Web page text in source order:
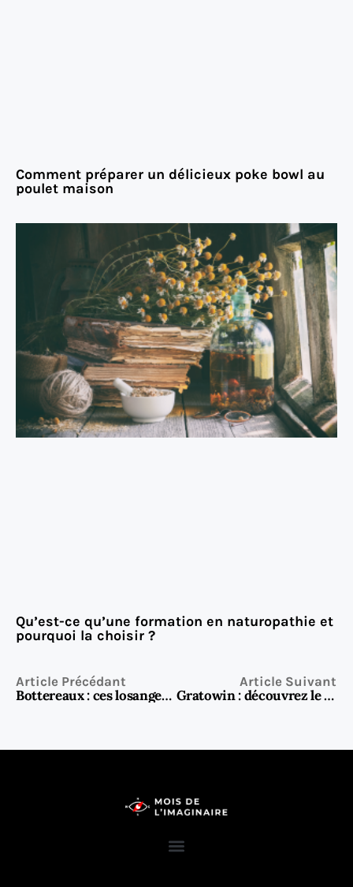
Comment préparer un délicieux poke bowl au
poulet maison
Qu’est-ce qu’une formation en naturopathie et
pourquoi la choisir ?
Article Précédant
Bottereaux : ces losanges sucrés qui font fondre l’ouest de la France
Article Suivant
Gratowin : découvrez le frisson du jeu en ligne même en voyage